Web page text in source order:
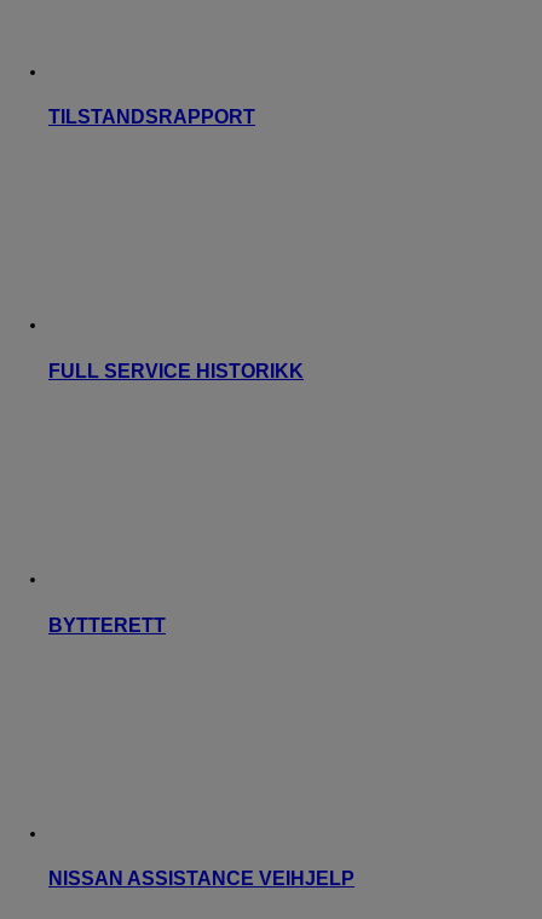
TILSTANDSRAPPORT
FULL SERVICE HISTORIKK
BYTTERETT
NISSAN ASSISTANCE VEIHJELP